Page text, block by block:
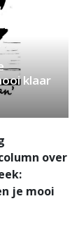
klaar
over
je mooi